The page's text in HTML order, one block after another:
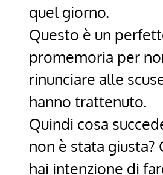
quel giorno.
Questo è un
promemoria per
rinunciare alle
hanno trattenuto.
Quindi cosa
non è stata giusta?
hai intenzione di